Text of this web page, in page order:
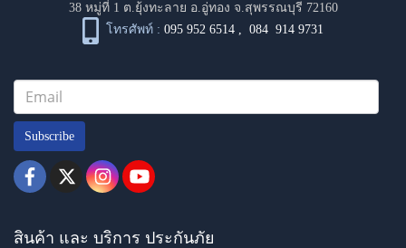
38 หมู่ที่ 1 ต.ยุ้งทะลาย อ.อู่ทอง จ.สุพรรณบุรี 72160
โทรศัพท์ : 095 952 6514 ,084 914 9731
Subscribe
สินค้า และ บริการ ประกันภัย